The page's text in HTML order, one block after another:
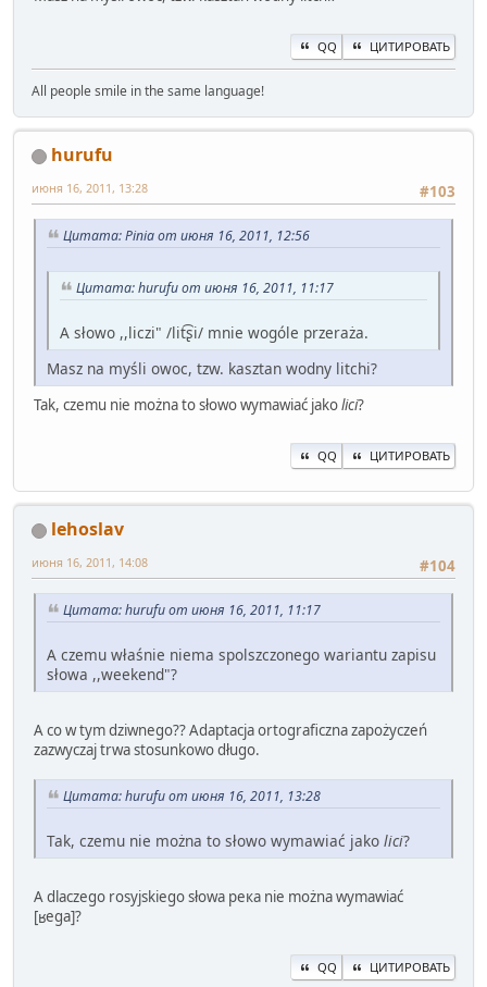
QQ ЦИТИРОВАТЬ
All people smile in the same language!
hurufu
#103
июня 16, 2011, 13:28
Цитата: Pinia от июня 16, 2011, 12:56
Цитата: hurufu от июня 16, 2011, 11:17
A słowo ,,liczi" /lit͡ʂi/ mnie wogóle przeraża.
Masz na myśli owoc, tzw. kasztan wodny litchi?
Tak, czemu nie można to słowo wymawiać jakolici?
QQ ЦИТИРОВАТЬ
lehoslav
#104
июня 16, 2011, 14:08
Цитата: hurufu от июня 16, 2011, 11:17
A czemu właśnie niema spolszczonego wariantu zapisu
słowa ,,weekend"?
A co w tym dziwnego?? Adaptacja ortograficzna zapożyczeń
zazwyczaj trwa stosunkowo długo.
Цитата: hurufu от июня 16, 2011, 13:28
Tak, czemu nie można to słowo wymawiać jako lici?
A dlaczego rosyjskiego słowa река nie można wymawiać
[ʁeɡa]?
QQ ЦИТИРОВАТЬ